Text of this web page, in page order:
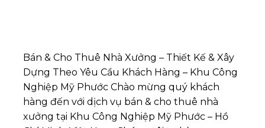
Bán & Cho Thuê Nhà Xưởng – Thiết Kế & Xây
Dựng Theo Yêu Cầu Khách Hàng – Khu Công
Nghiệp Mỹ Phước Chào mừng quý khách
hàng đến với dịch vụ bán & cho thuê nhà
xưởng tại Khu Công Nghiệp Mỹ Phước – Hồ